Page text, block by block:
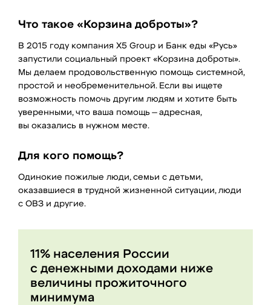
Что такое «Корзина доброты»?
В 2015 году компания X5 Group и Банк еды «Русь»
запустили социальный проект «Корзина доброты».
Мы делаем продовольственную помощь системной,
простой и необременительной. Если вы ищете
возможность помочь другим людям и хотите быть
уверенными, что ваша помощь — адресная,
вы оказались в нужном месте.
Для кого помощь?
Одинокие пожилые люди, семьи с детьми,
оказавшиеся в трудной жизненной ситуации, люди
с ОВЗ и другие.
11% населения России
с денежными доходами ниже
величины прожиточного
минимума